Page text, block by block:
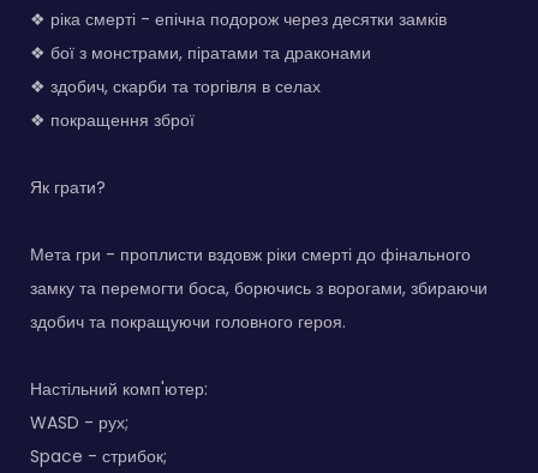
❖ ріка смерті - епічна подорож через десятки замків
❖ бої з монстрами, піратами та драконами
❖ здобич, скарби та торгівля в селах
❖ покращення зброї
Як грати?
Мета гри - проплисти вздовж ріки смерті до фінального
замку та перемогти боса, борючись з ворогами, збираючи
здобич та покращуючи головного героя.
Настільний комп'ютер:
WASD - рух;
Space - стрибок;